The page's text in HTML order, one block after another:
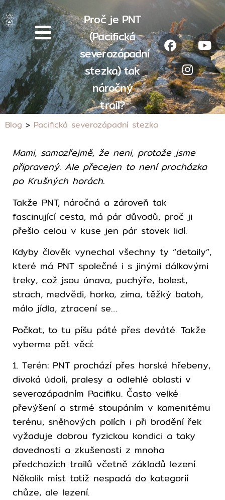
Proč je PNT
(Pacifická
severozápadní
stezka) tak
náročný
trail?
Blog > Pacifická severozápadní stezka
Mami, samozřejmě, že neni, protože jsme
připravený. Ale přecejen to není procházka
po Krušných horách.
Takže PNT, náročná a zároveň tak
fascinující cesta, má pár důvodů, proč ji
přešlo celou v kuse jen pár stovek lidí.
Kdyby člověk vynechal všechny ty “detaily”,
které má PNT společné i s jinými dálkovými
treky, což jsou únava, puchýře, bolest,
strach, medvědi, horko, zima, těžký batoh,
málo jídla, ztracení se…
Počkat, to tu píšu páté přes deváté. Takže
vyberme pět věcí:
1. Terén: PNT prochází přes horské hřebeny,
divoká údolí, pralesy a odlehlé oblasti v
severozápadním Pacifiku. Často velké
převýšení a strmé stoupáním v kamenitému
terénu, sněhových polích i při brodění řek
vyžaduje dobrou fyzickou kondici a taky
dovednosti a zkušenosti z mnoha
předchozích trailů včetně základů lezení.
Několik míst totiž nespadá do kategorií
chůze, ale lezení.